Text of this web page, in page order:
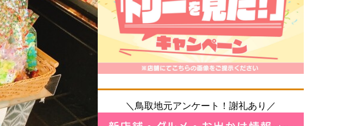
＼鳥取地元アンケート！謝礼あり／